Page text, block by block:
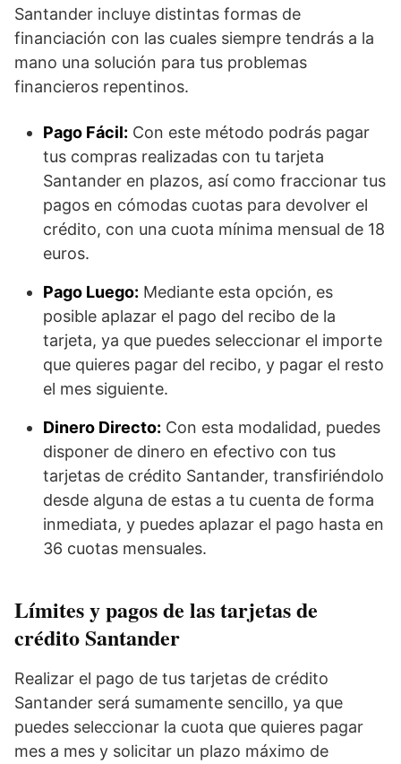
Santander incluye distintas formas de
financiación con las cuales siempre tendrás a la
mano una solución para tus problemas
financieros repentinos.
Pago Fácil: Con este método podrás pagar
tus compras realizadas con tu tarjeta
Santander en plazos, así como fraccionar tus
pagos en cómodas cuotas para devolver el
crédito, con una cuota mínima mensual de 18
euros.
Pago Luego: Mediante esta opción, es
posible aplazar el pago del recibo de la
tarjeta, ya que puedes seleccionar el importe
que quieres pagar del recibo, y pagar el resto
el mes siguiente.
Dinero Directo: Con esta modalidad, puedes
disponer de dinero en efectivo con tus
tarjetas de crédito Santander, transfiriéndolo
desde alguna de estas a tu cuenta de forma
inmediata, y puedes aplazar el pago hasta en
36 cuotas mensuales.
Límites y pagos de las tarjetas de
crédito Santander
Realizar el pago de tus tarjetas de crédito
Santander será sumamente sencillo, ya que
puedes seleccionar la cuota que quieres pagar
mes a mes y solicitar un plazo máximo de